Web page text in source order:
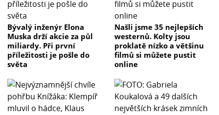
Bývalý inženýr Elona
Muska drží akcie za půl
miliardy. Při první
příležitosti je pošle do
světa
Našli jsme 35 nejlepších
westernů. Kolty jsou
proklatě nízko a většinu
filmů si můžete pustit
online